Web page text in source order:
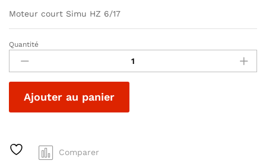
Moteur court Simu HZ 6/17
MOTEUR
COURT
SIMU
6/17
RADIO
quantité
Quantité
Ajouter au panier
Comparer